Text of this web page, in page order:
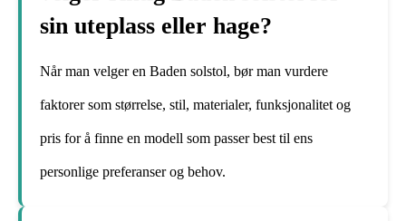
sin uteplass eller hage?
Når man velger en Baden solstol, bør man vurdere
faktorer som størrelse, stil, materialer, funksjonalitet og
pris for å finne en modell som passer best til ens
personlige preferanser og behov.